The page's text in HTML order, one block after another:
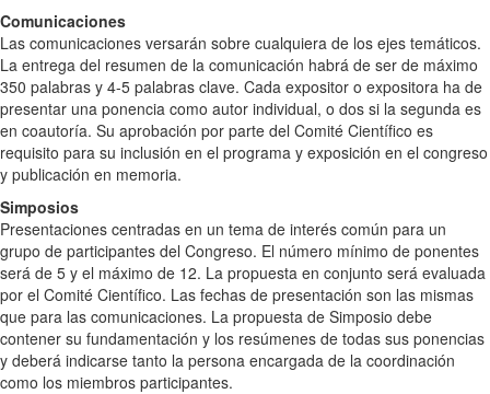
Comunicaciones
Las comunicaciones versarán sobre cualquiera de los ejes temáticos.
La entrega del resumen de la comunicación habrá de ser de máximo
350 palabras y 4-5 palabras clave. Cada expositor o expositora ha de
presentar una ponencia como autor individual, o dos si la segunda es
en coautoría. Su aprobación por parte del Comité Científico es
requisito para su inclusión en el programa y exposición en el congreso
y publicación en memoria.
Simposios
Presentaciones centradas en un tema de interés común para un
grupo de participantes del Congreso. El número mínimo de ponentes
será de 5 y el máximo de 12. La propuesta en conjunto será evaluada
por el Comité Científico. Las fechas de presentación son las mismas
que para las comunicaciones. La propuesta de Simposio debe
contener su fundamentación y los resúmenes de todas sus ponencias
y deberá indicarse tanto la persona encargada de la coordinación
como los miembros participantes.